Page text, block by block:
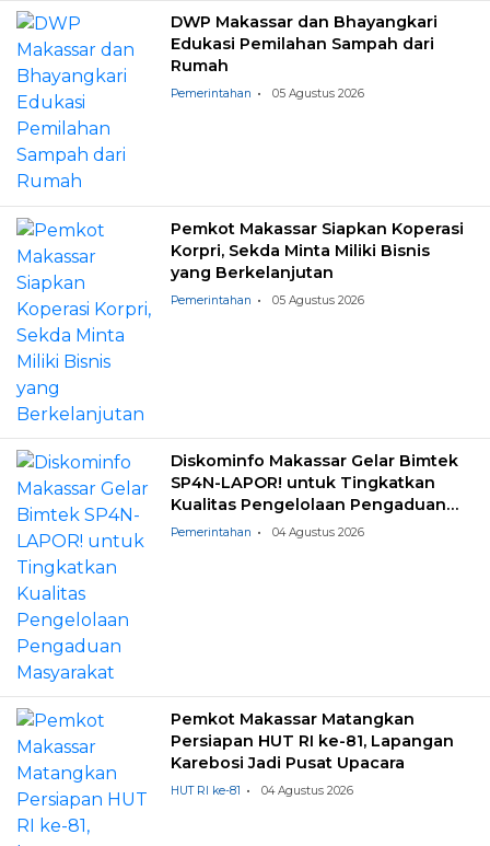
DWP Makassar dan Bhayangkari
Edukasi Pemilahan Sampah dari
Rumah
Pemerintahan 05 Agustus 2026
Pemkot Makassar Siapkan Koperasi
Korpri, Sekda Minta Miliki Bisnis
yang Berkelanjutan
Pemerintahan 05 Agustus 2026
Diskominfo Makassar Gelar Bimtek
SP4N-LAPOR! untuk Tingkatkan
Kualitas Pengelolaan Pengaduan
Masyarakat
Pemerintahan 04 Agustus 2026
Pemkot Makassar Matangkan
Persiapan HUT RI ke-81, Lapangan
Karebosi Jadi Pusat Upacara
HUT RI ke-81 04 Agustus 2026